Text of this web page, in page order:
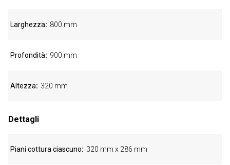
Larghezza 800 mm
Profondità 900 mm
Altezza 320 mm
Dettagli
Piani cottura ciascuno 320 mm x 286 mm